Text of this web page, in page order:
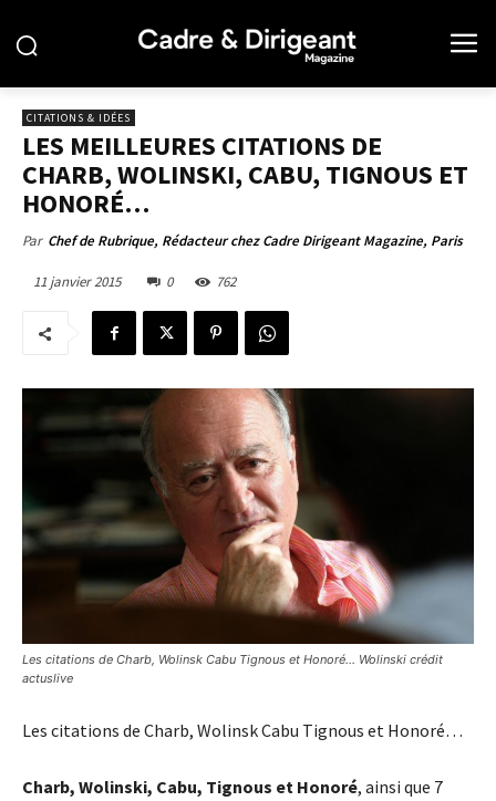
CITATIONS & IDÉES
LES MEILLEURES CITATIONS DE
CHARB, WOLINSKI, CABU, TIGNOUS ET
HONORÉ…
Par Chef de Rubrique, Rédacteur chez Cadre Dirigeant Magazine, Paris
11 janvier 2015 0 762
Les citations de Charb, Wolinsk Cabu Tignous et Honoré... Wolinski crédit
actuslive
Les citations de Charb, Wolinsk Cabu Tignous et Honoré…
Charb, Wolinski, Cabu, Tignous et Honoré, ainsi que 7